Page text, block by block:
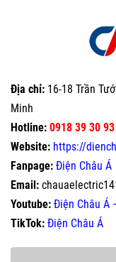
Địa chỉ: 16-18 Trần
Minh
Hotline: 0918 39 30 93
Website: https://
Fanpage: Điện Châu Á
Email:
Youtube: Điện Châu Á
TikTok: Điện Châu Á